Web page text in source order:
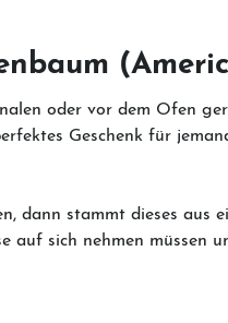
oder vor dem Ofen
Geschenk für
dann stammt dieses aus
sich nehmen müssen